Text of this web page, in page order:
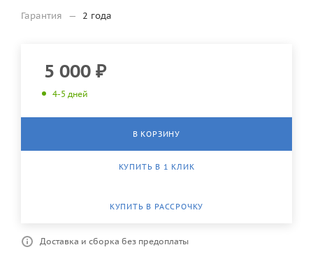
Гарантия — 2 года
5 000 ₽
4-5 дней
В КОРЗИНУ
КУПИТЬ В 1 КЛИК
КУПИТЬ В РАССРОЧКУ
Доставка и сборка без предоплаты